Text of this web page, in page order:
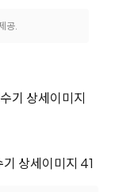
공.